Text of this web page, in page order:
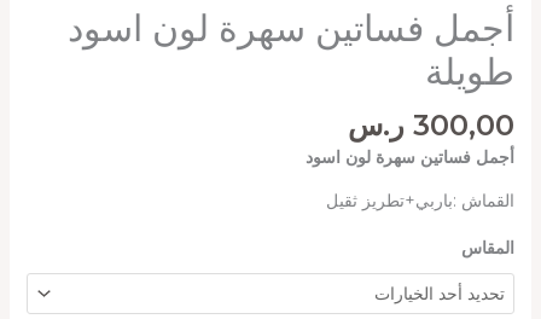
أجمل فساتين سهرة لون اسود
طويلة
300,00 ر.س
أجمل فساتين سهرة لون اسود
القماش :باربي+تطريز ثقيل
المقاس